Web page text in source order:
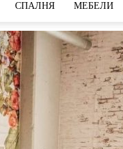
СПАЛНЯ МЕБЕЛИ